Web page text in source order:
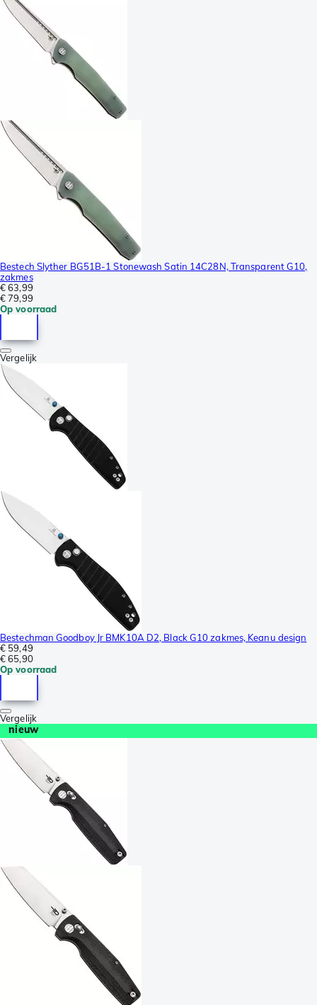
Bestech Slyther BG51B-1 Stonewash Satin 14C28N, Transparent G10,
zakmes
€ 63,99
€ 79,99
Op voorraad
Vergelijk
Bestechman Goodboy Jr BMK10A D2, Black G10 zakmes, Keanu design
€ 59,49
€ 65,90
Op voorraad
Vergelijk
nieuw